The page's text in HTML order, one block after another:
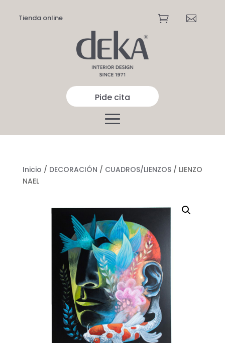
Tienda online  
Pide cita
Inicio / DECORACIÓN / CUADROS/LIENZOS/ LIENZO
NAEL